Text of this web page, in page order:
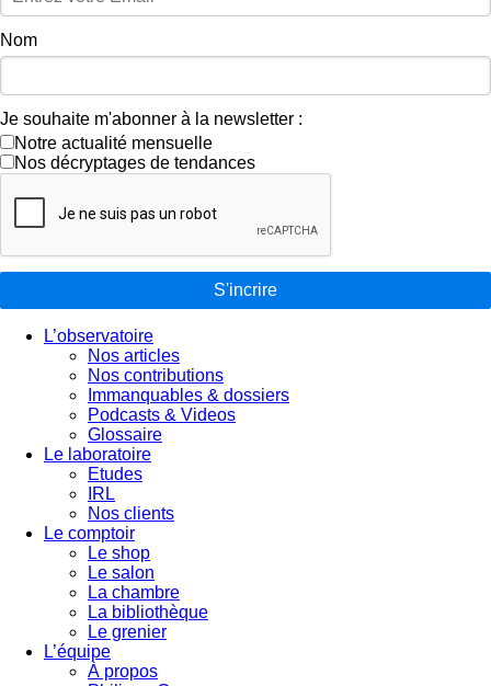
Nom
Je souhaite m'abonner à la newsletter :
Notre actualité mensuelle
Nos décryptages de tendances
S'incrire
L’observatoire
Nos articles
Nos contributions
Immanquables & dossiers
Podcasts & Videos
Glossaire
Le laboratoire
Etudes
IRL
Nos clients
Le comptoir
Le shop
Le salon
La chambre
La bibliothèque
Le grenier
L’équipe
À propos